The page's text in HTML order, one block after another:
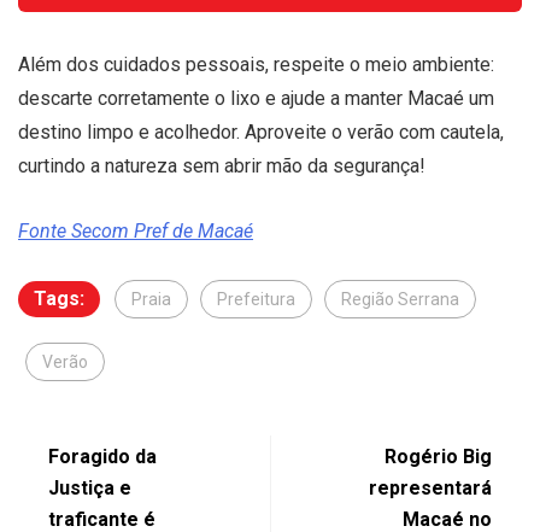
Além dos cuidados pessoais, respeite o meio ambiente:
descarte corretamente o lixo e ajude a manter Macaé um
destino limpo e acolhedor. Aproveite o verão com cautela,
curtindo a natureza sem abrir mão da segurança!
Fonte Secom Pref de Macaé
Tags: Praia Prefeitura Região Serrana
Verão
Foragido da
Justiça e
traficante é
Rogério Big
representará
Macaé no